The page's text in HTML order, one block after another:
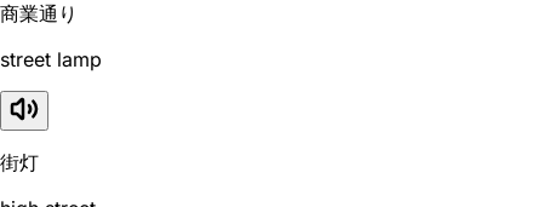
商業通り
street lamp
街灯